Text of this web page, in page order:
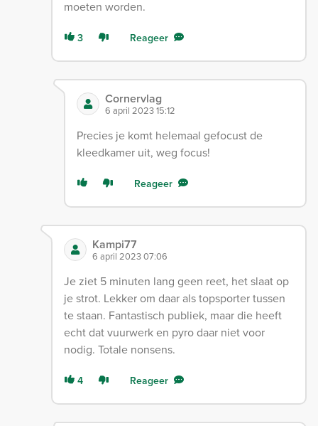
moeten worden.
3 Reageer
Cornervlag
6 april 2023 15:12
Precies je komt helemaal gefocust de
kleedkamer uit, weg focus!
Reageer
Kampi77
6 april 2023 07:06
Je ziet 5 minuten lang geen reet, het slaat op
je strot. Lekker om daar als topsporter tussen
te staan. Fantastisch publiek, maar die heeft
echt dat vuurwerk en pyro daar niet voor
nodig. Totale nonsens.
4 Reageer